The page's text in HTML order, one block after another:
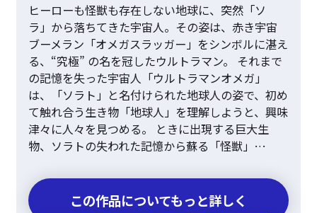
ヒーローも怪獣も存在しない地球に、突然「ソ
ラ」から落ちてきた宇宙人。その姿は、赤き宇宙
ブーメラン「オメガスラッガー」をシンボルに湛え
る、“究極” の名を冠したウルトラマン。 それまで
の記憶を失った宇宙人「ウルトラマンオメガ」
は、「ソラト」と名付けられた地球人の姿で、初め
て触れ合う生き物「地球人」を理解しようと、興味
津々に人々を見つめる。 ときに出現する巨大生
物、ソラトの失われた記憶から蘇る「怪獣」…
この作品についてもっと詳しく